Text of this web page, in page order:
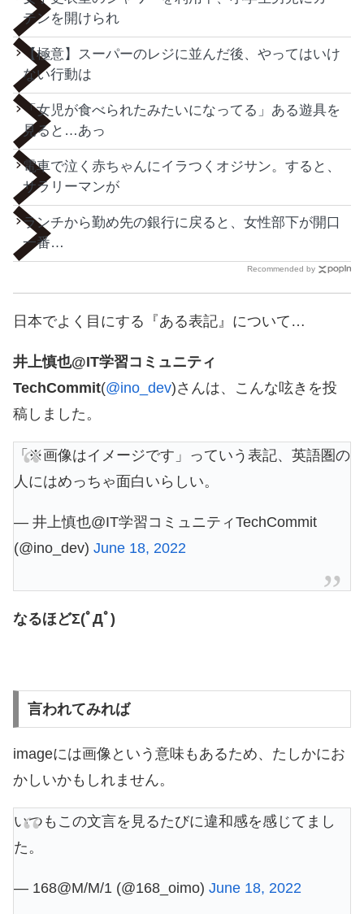
テンを開けられ
【極意】スーパーのレジに並んだ後、やってはいけ
ない行動は
「女児が食べられたみたいになってる」ある遊具を
見ると…あっ
電車で泣く赤ちゃんにイラつくオジサン。すると、
サラリーマンが
ランチから勤め先の銀行に戻ると、女性部下が開口
一番…
Recommended by
日本でよく目にする『ある表記』について…
井上慎也@IT学習コミュニティ
TechCommit(@ino_dev)さんは、こんな呟きを投
稿しました。
「※画像はイメージです」っていう表記、英語圏の
人にはめっちゃ面白いらしい。
— 井上慎也@IT学習コミュニティTechCommit
(@ino_dev) June 18, 2022
なるほどΣ(ﾟДﾟ)
言われてみれば
imageには画像という意味もあるため、たしかにお
かしいかもしれません。
いつもこの文言を見るたびに違和感を感じてまし
た。
— 168@M/M/1 (@168_oimo) June 18, 2022